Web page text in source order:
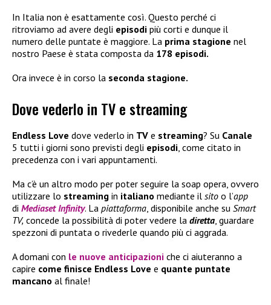
In Italia non è esattamente così. Questo perché ci
ritroviamo ad avere degli episodi più corti e dunque il
numero delle puntate è maggiore. La prima stagione nel
nostro Paese è stata composta da 178 episodi.
Ora invece è in corso la seconda stagione.
Dove vederlo in TV e streaming
Endless Love dove vederlo in TV e streaming? Su Canale
5 tutti i giorni sono previsti degli episodi , come citato in
precedenza con i vari appuntamenti.
Ma c’è un altro modo per poter seguire la soap opera, ovvero
utilizzare lo streaming in italiano mediante il sito o l’app
di Mediaset Infinity. La piattaforma , disponibile anche su Smart
TV, concede la possibilità di poter vedere la diretta , guardare
spezzoni di puntata o rivederle quando più ci aggrada.
A domani con le nuove anticipazioni che ci aiuteranno a
capire come finisce Endless Love e quante puntate
mancano al finale!